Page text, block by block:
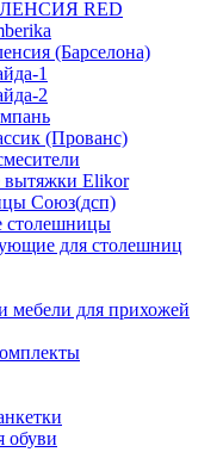
RED
(Барселона)
1
2
(Прованс)
вытяжки Elikor
Союз(дсп)
столешницы
для столешниц
мебели для прихожей
обуви